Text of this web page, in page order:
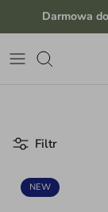
Przejdź do treści
Darmowa
Filtr
NEW